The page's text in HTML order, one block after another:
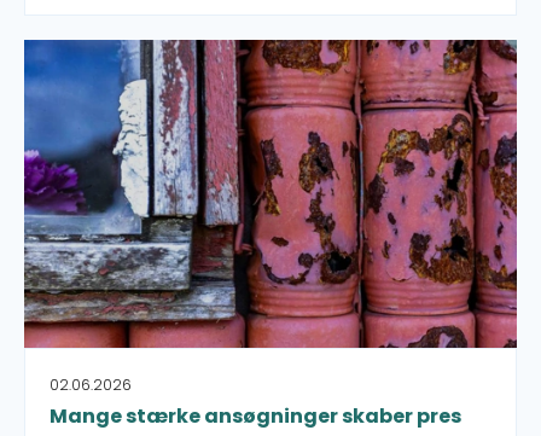
ansøgningsfrist 26. august 2026. Hver ansøger kan
indsende op til to ansøgninger. Det er ikke muligt
at søge til store projekter i Naboskabslandene i
denne runde.
02.06.2026
Mange stærke ansøgninger skaber pres
Mange stærke ansøgninger skaber pres